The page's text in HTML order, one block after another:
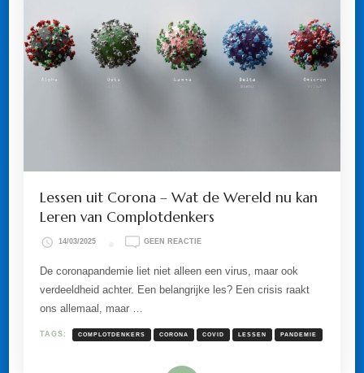
Lessen uit Corona – Wat de Wereld nu kan
Leren van Complotdenkers
14/03/2025 GEEN REACTIEOP
CORONA
–
NU
De coronapandemie liet niet alleen een virus, maar ook
verdeeldheid achter. Een belangrijke les? Een crisis raakt
ons allemaal, maar …
TAGS: COMPLOTDENKERS CORONA COVID LESSEN PANDEMIE